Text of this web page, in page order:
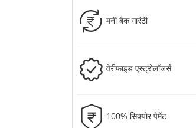
मनी बैक गारंटी
वेरीफाइड एस्ट्रोलॉजर्स
100% सिक्योर पेमेंट